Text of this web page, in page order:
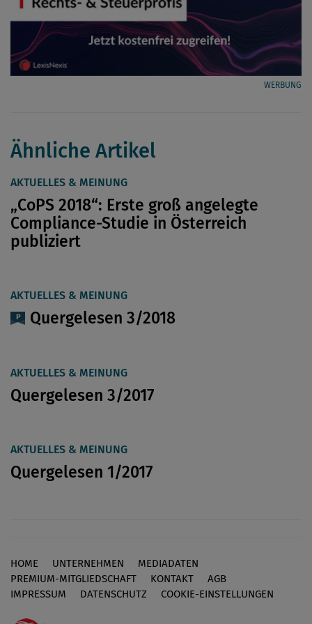
WERBUNG
Ähnliche Artikel
AKTUELLES & MEINUNG
„CoPS 2018“: Erste groß angelegte
Compliance-Studie in Österreich
publiziert
AKTUELLES & MEINUNG
Quergelesen 3/2018
AKTUELLES & MEINUNG
Quergelesen 3/2017
AKTUELLES & MEINUNG
Quergelesen 1/2017
Footer
HOME UNTERNEHMEN
MEDIADATEN
PREMIUM-MITGLIEDSCHAFT
KONTAKT
AGB
IMPRESSUM
DATENSCHUTZ COOKIE-EINSTELLUNGEN